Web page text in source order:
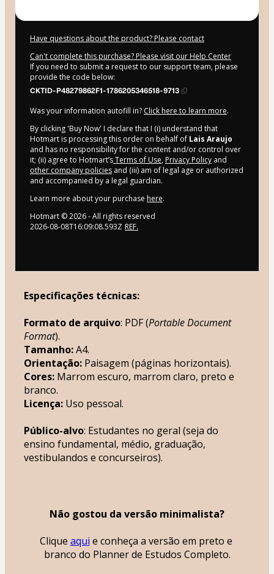
Have questions about the product? Please contact
Can't complete this purchase? Please visit our Help Center
If you need to submit a request to our support team, please
provide the code below:
CKTID-P48279862F1-1786205346518-9713
Was your information autofill in? Click here to learn more.
By clicking 'Buy Now' I declare that I (i) understand that
Hotmart is processing this order on behalf of Lais Araujo
and has no responsibility for the content and/or control over
it; (ii) agree to Hotmart’sTerms of Use, Privacy Policy and
other company policies and (iii) am of legal age or authorized
and accompanied by a legal guardian.
Learn more about your purchase here.
Hotmart ©2026- All rights reserved
2026-08-08T16:09:08.593Z REF.
Especificações técnicas:
Formato de arquivo: PDF (Portable Document
Format).
Tamanho: A4.
Orientação: Paisagem (páginas horizontais).
Cores: Marrom escuro, marrom claro, preto e
branco.
Licença: Uso pessoal.
Público-alvo: Estudantes no geral (seja do
ensino fundamental, médio, graduação,
vestibulandos e concurseiros).
Não gostou da versão minimalista?
Clique aqui e conheça a versão em preto e
branco do Planner de Estudos Completo.